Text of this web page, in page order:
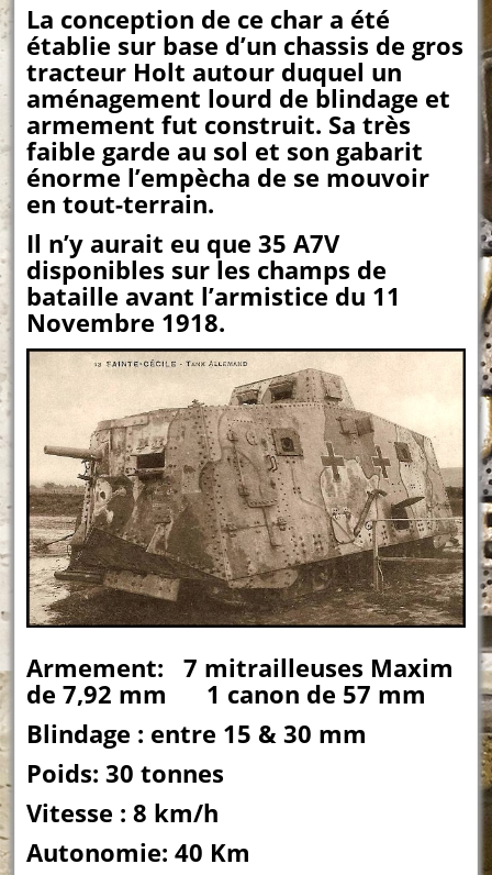
La conception de ce char a été
établie sur base d’un chassis de gros
tracteur Holt autour duquel un
aménagement lourd de blindage et
armement fut construit. Sa très
faible garde au sol et son gabarit
énorme l’empècha de se mouvoir
en tout-terrain.
Il n’y aurait eu que 35 A7V
disponibles sur les champs de
bataille avant l’armistice du 11
Novembre 1918.
Armement: 7 mitrailleuses Maxim
de 7,92 mm 1 canon de 57 mm
Blindage : entre 15 & 30 mm
Poids: 30 tonnes
Vitesse : 8 km/h
Autonomie: 40 Km